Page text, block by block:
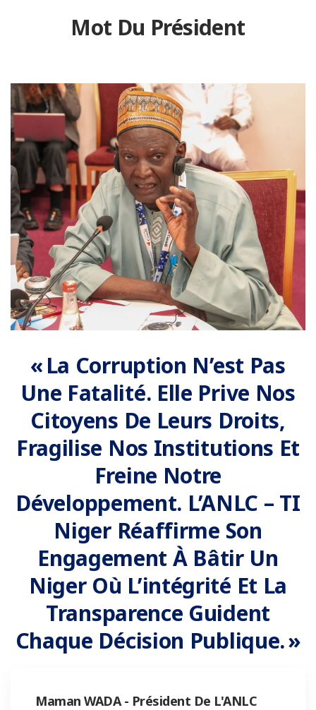
Mot Du Président
« La Corruption N’est Pas
Une Fatalité. Elle Prive Nos
Citoyens De Leurs Droits,
Fragilise Nos Institutions Et
Freine Notre
Développement. L’ANLC – TI
Niger Réaffirme Son
Engagement À Bâtir Un
Niger Où L’intégrité Et La
Transparence Guident
Chaque Décision Publique. »
Maman WADA - Président De L'ANLC